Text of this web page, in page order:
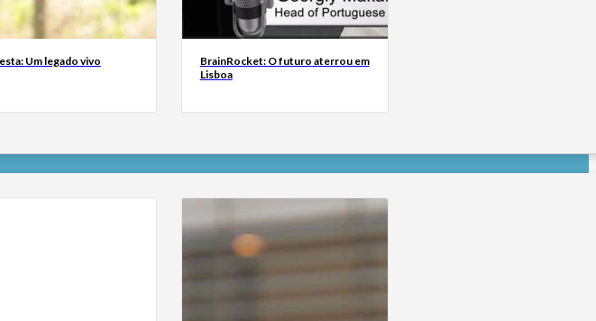
Um legado vivo
BrainRocket: O futuro aterrou em
Lisboa